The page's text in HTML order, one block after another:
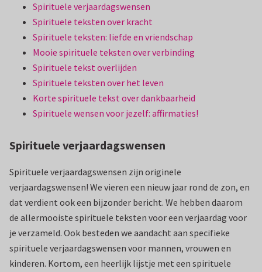
Spirituele verjaardagswensen
Spirituele teksten over kracht
Spirituele teksten: liefde en vriendschap
Mooie spirituele teksten over verbinding
Spirituele tekst overlijden
Spirituele teksten over het leven
Korte spirituele tekst over dankbaarheid
Spirituele wensen voor jezelf: affirmaties!
Spirituele verjaardagswensen
Spirituele verjaardagswensen zijn originele
verjaardagswensen! We vieren een nieuw jaar rond de zon, en
dat verdient ook een bijzonder bericht. We hebben daarom
de allermooiste spirituele teksten voor een verjaardag voor
je verzameld. Ook besteden we aandacht aan specifieke
spirituele verjaardagswensen voor mannen, vrouwen en
kinderen. Kortom, een heerlijk lijstje met een spirituele